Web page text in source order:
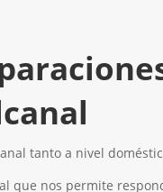
tanto a nivel
que nos permite